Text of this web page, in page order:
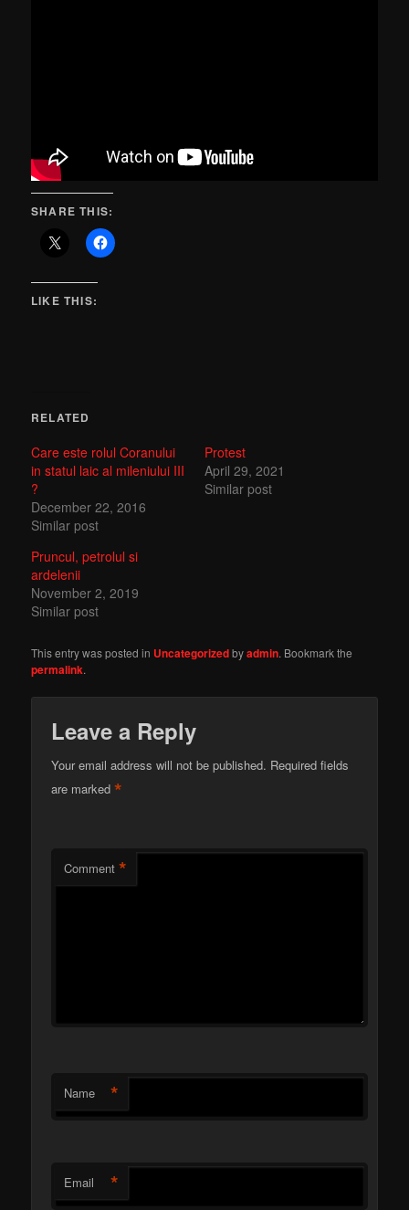
SHARE THIS:
LIKE THIS:
RELATED
Care este rolul Coranului
in statul laic al mileniului III
?
December 22, 2016
Similar post
Protest
April 29, 2021
Similar post
Pruncul, petrolul si
ardelenii
November 2, 2019
Similar post
This entry was posted in Uncategorizedbyadmin. Bookmark the
permalink.
Leave a Reply
Your email address will not be published. Required fields
are marked*
Comment *
Name *
Email *